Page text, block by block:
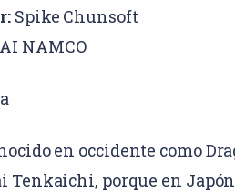
Spike Chunsoft
NAMCO
en occidente como
Tenkaichi, porque en Japón